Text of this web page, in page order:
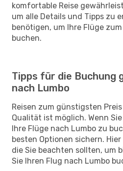
komfortable Reise
um alle Details und Tipps zu
benötigen, um Ihre Flüge
buchen.
Tipps für die Buchung
nach Lumbo
Reisen zum günstigsten
Qualität ist möglich. Wenn
Ihre Flüge nach Lumbo zu
besten Optionen sichern.
die Sie beachten sollten, um
Sie Ihren Flug nach Lumbo